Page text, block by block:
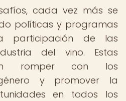
cada vez más se
políticas y programas
participación de las
del vino. Estas
romper con los
y promover la
en todos los